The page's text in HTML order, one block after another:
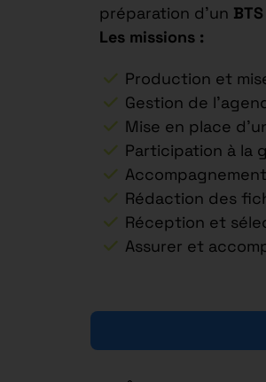
préparation d’un
Les missions :
Production et
Gestion de
Mise en place
Participation à la
Rédaction des
Réception et
Assurer et